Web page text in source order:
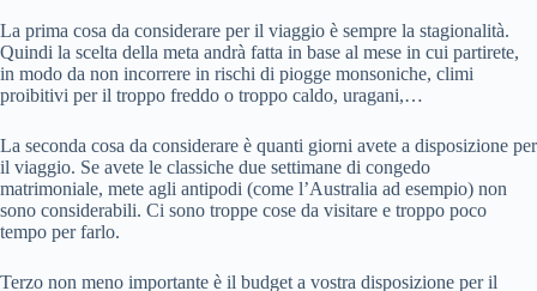
La prima cosa da considerare per il viaggio è sempre la stagionalità.
Quindi la scelta della meta andrà fatta in base al mese in cui partirete,
in modo da non incorrere in rischi di piogge monsoniche, climi
proibitivi per il troppo freddo o troppo caldo, uragani,…
La seconda cosa da considerare è quanti giorni avete a disposizione per
il viaggio. Se avete le classiche due settimane di congedo
matrimoniale, mete agli antipodi (come l’Australia ad esempio) non
sono considerabili. Ci sono troppe cose da visitare e troppo poco
tempo per farlo.
Terzo non meno importante è il budget a vostra disposizione per il